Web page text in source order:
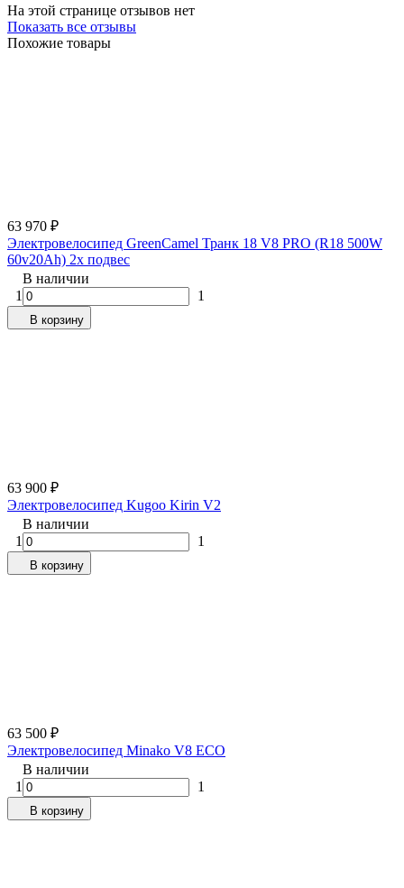
На этой странице отзывов нет
Показать все отзывы
Похожие товары
63 970 ₽
Электровелосипед GreenCamel Транк 18 V8 PRO (R18 500W
60v20Ah) 2х подвес
В наличии
1
1
В корзину
63 900 ₽
Электровелосипед Kugoo Kirin V2
В наличии
1
1
В корзину
63 500 ₽
Электровелосипед Minako V8 ECO
В наличии
1
1
В корзину